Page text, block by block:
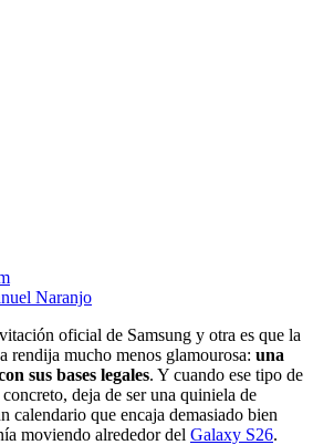
Naranjo
oficial de Samsung y otra es que la
rendija mucho menos glamourosa: una
sus bases legales. Y cuando ese tipo de
deja de ser una quiniela de
calendario que encaja demasiado bien
moviendo alrededor del Galaxy S26.